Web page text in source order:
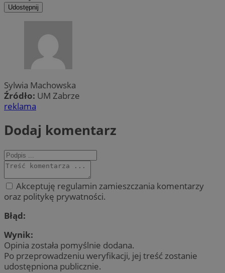
Udostępnij
Sylwia Machowska
Źródło: UM Zabrze
reklama
Dodaj komentarz
Akceptuję regulamin zamieszczania komentarzy
oraz politykę prywatności.
Błąd:
Wynik:
Opinia została pomyślnie dodana.
Po przeprowadzeniu weryfikacji, jej treść zostanie
udostępniona publicznie.